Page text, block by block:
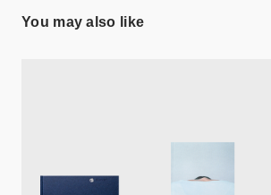
You may also like